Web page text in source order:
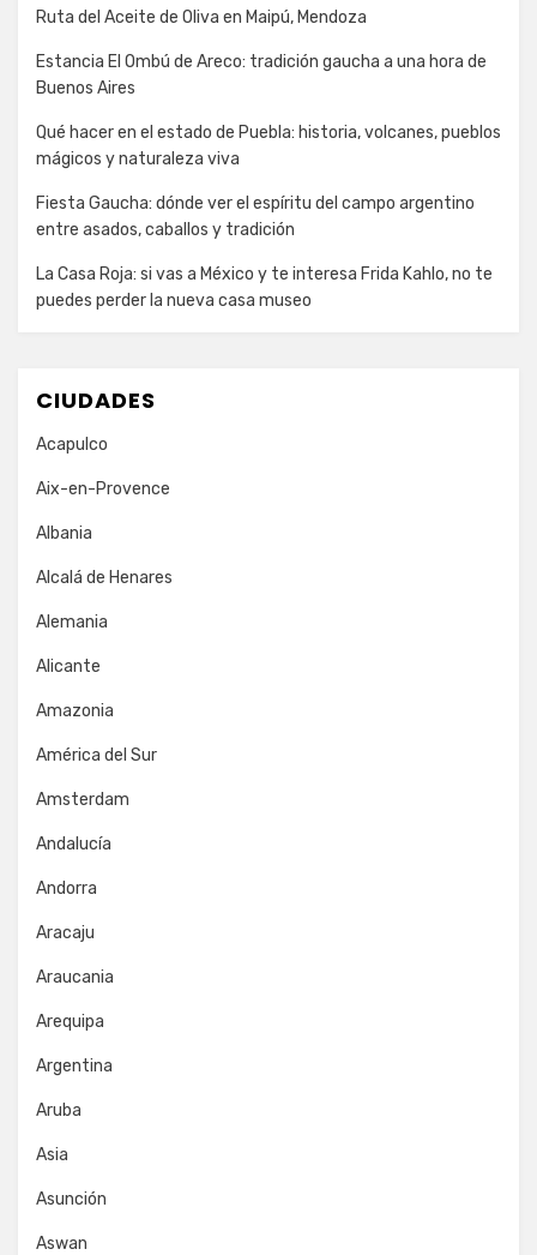
Ruta del Aceite de Oliva en Maipú, Mendoza
Estancia El Ombú de Areco: tradición gaucha a una hora de
Buenos Aires
Qué hacer en el estado de Puebla: historia, volcanes, pueblos
mágicos y naturaleza viva
Fiesta Gaucha: dónde ver el espíritu del campo argentino
entre asados, caballos y tradición
La Casa Roja: si vas a México y te interesa Frida Kahlo, no te
puedes perder la nueva casa museo
CIUDADES
Acapulco
Aix-en-Provence
Albania
Alcalá de Henares
Alemania
Alicante
Amazonia
América del Sur
Amsterdam
Andalucía
Andorra
Aracaju
Araucania
Arequipa
Argentina
Aruba
Asia
Asunción
Aswan